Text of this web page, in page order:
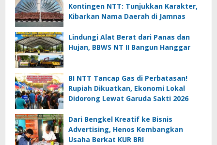
Kontingen NTT: Tunjukkan Karakter,
Kibarkan Nama Daerah di Jamnas
Lindungi Alat Berat dari Panas dan
Hujan, BBWS NT II Bangun Hanggar
BI NTT Tancap Gas di Perbatasan!
Rupiah Dikuatkan, Ekonomi Lokal
Didorong Lewat Garuda Sakti 2026
Dari Bengkel Kreatif ke Bisnis
Advertising, Henos Kembangkan
Usaha Berkat KUR BRI